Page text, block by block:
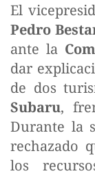
El
Pedro
ante la
dar
de dos
Subaru,
Durante la
rechazado
los